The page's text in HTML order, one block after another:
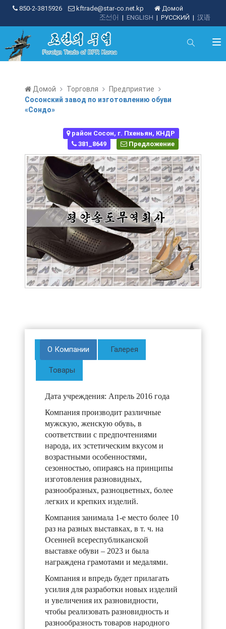
850-2-3815926 kftrade@star-co.net.kp
Домой
| 汉语
| РУССКИЙ
| ENGLISH
조선어
Домой Торговля
Предприятие
Сосонский завод по изготовлению обуви
«Сондо»
район Сосон, г. Пхеньян, КНДР
381_8649
Предложение
О Компании Галерея
Товары
Дата учреждения: Апрель 2016 года
Компания производит различные
мужскую, женскую обувь, в
соответствии с предпочтениями
народа, их эстетическим вкусом и
возрастными особенностями,
сезонностью, опираясь на принципы
изготовления разновидных,
разнообразных, разноцветных, более
легких и крепких изделий.
Компания занимала 1-е место более 10
раз на разных выставках, в т. ч. на
Осенней всереспубликанской
выставке обуви – 2023 и была
награждена грамотами и медалями.
Компания и впредь будет прилагать
усилия для разработки новых изделий
и увеличения их разновидности,
чтобы реализовать разновидность и
разнообразность товаров народного